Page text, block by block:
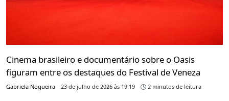
Cinema brasileiro e documentário sobre o Oasis
figuram entre os destaques do Festival de Veneza
Gabriela Nogueira 23 de julho de 2026 às 19:19 2 minutos de leitura